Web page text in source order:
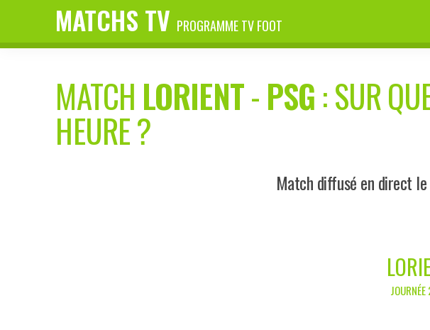
MATCHS TV PROGRAMME TV FOOT
MATCH LORIENT-PSG: SUR
HEURE ?
Match diffusé en direct